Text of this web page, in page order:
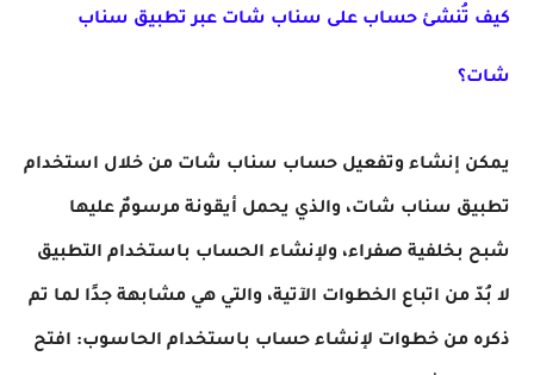
كيف تُنشئ حساب على سناب شات عبر تطبيق سناب
شات؟
يمكن إنشاء وتفعيل حساب سناب شات من خلال استخدام
تطبيق سناب شات، والذي يحمل أيقونة مرسومٌ عليها
شبح بخلفية صفراء، ولإنشاء الحساب باستخدام التطبيق
لا بُدّ من اتباع الخطوات الآتية، والتي هي مشابهة جدًا لما تم
ذكره من خطوات لإنشاء حساب باستخدام الحاسوب: افتح